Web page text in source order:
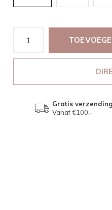
Gratis verzending
Vanaf €100,-